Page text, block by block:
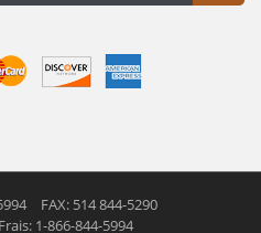
FAX: 514 844-5290
1-866-844-5994